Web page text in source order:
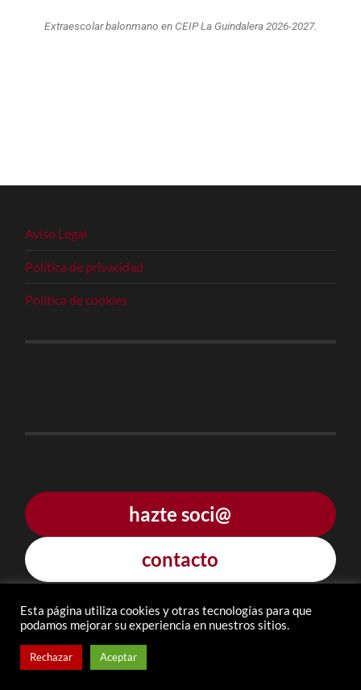
Extraescolar balonmano en CEIP La Guindalera 2026-2027.
Aviso Legal
Política de privacidad
Política de cookies
hazte soci@
contacto
© 2026AMPA "CEIP LA GUINDALERA" LOGROÑO
Esta página utiliza cookies y otras tecnologías para que
podamos mejorar su experiencia en nuestros sitios.
Rechazar Aceptar